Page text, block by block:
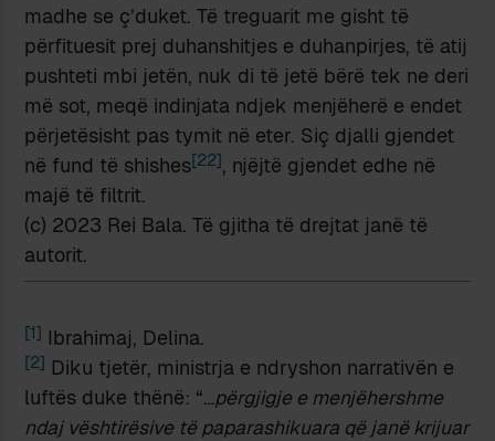
madhe se ç’duket. Të treguarit me gisht të
përfituesit prej duhanshitjes e duhanpirjes, të atij
pushteti mbi jetën, nuk di të jetë bërë tek ne deri
më sot, meqë indinjata ndjek menjëherë e endet
përjetësisht pas tymit në eter. Siç djalli gjendet
në fund të shishes[22], njëjtë gjendet edhe në
majë të filtrit.
(c) 2023 Rei Bala. Të gjitha të drejtat janë të
autorit.
[1] Ibrahimaj, Delina.
[2] Diku tjetër, ministrja e ndryshon narrativën e
luftës duke thënë: “…përgjigje e menjëhershme
ndaj vështirësive të paparashikuara që janë krijuar